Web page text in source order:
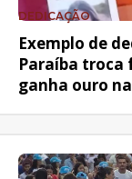
DEDICAÇÃO
Exemplo de
Paraíba troca
ganha ouro